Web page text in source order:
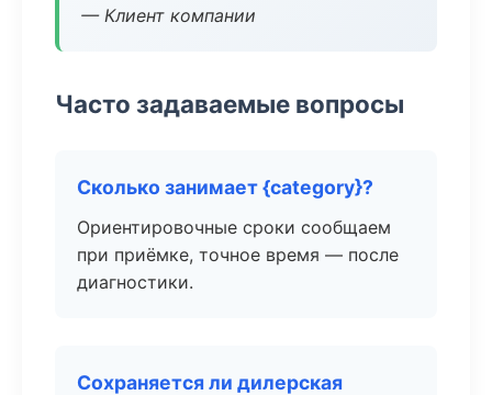
— Клиент компании
Часто задаваемые вопросы
Сколько занимает {category}?
Ориентировочные сроки сообщаем
при приёмке, точное время — после
диагностики.
Сохраняется ли дилерская